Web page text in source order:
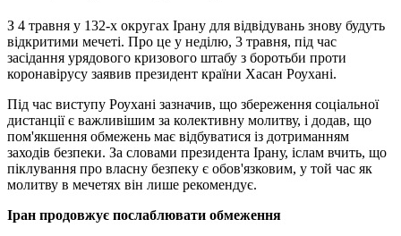
З 4 травня у 132-х округах Ірану для відвідувань знову будуть
відкритими мечеті. Про це у неділю, 3 травня, під час
засідання урядового кризового штабу з боротьби проти
коронавірусу заявив президент країни Хасан Роухані.
Під час виступу Роухані зазначив, що збереження соціальної
дистанції є важливішим за колективну молитву, і додав, що
пом'якшення обмежень має відбуватися із дотриманням
заходів безпеки. За словами президента Ірану, іслам вчить, що
піклування про власну безпеку є обов'язковим, у той час як
молитву в мечетях він лише рекомендує.
Іран продовжує послаблювати обмеження